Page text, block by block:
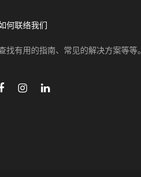
何联络我们
找有用的指南、常见的解决方案等等。